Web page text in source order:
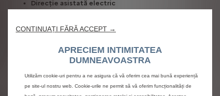
Direcție asistată electric
Pachet de siguranță
Modul de cutie telematică globală (BTA)
Frână de parcare electrică
Încuiere / descuiere facilă a
Soluții de încărcare :
CONTINUAȚI FĂRĂ ACCEPT →
APRECIEM INTIMITATEA
DUMNEAVOASTRA
Utilizăm cookie-uri pentru a ne asigura că vă oferim cea mai bună experiență
pe site-ul nostru web. Cookie-urile ne permit să vă oferim funcționalități de